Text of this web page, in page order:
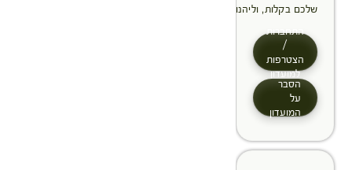
שלכם בקלות, וליהנות מתהליך תשלום מהיר יותר
התחברות
/
הצטרפות
למועדון
הסבר
על
המועדון